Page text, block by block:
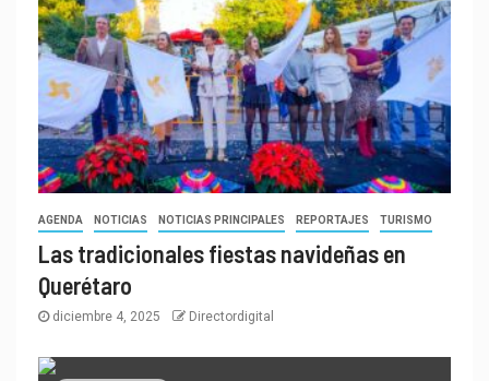
AGENDA NOTICIAS NOTICIAS PRINCIPALES REPORTAJES TURISMO
Las tradicionales fiestas navideñas en
Querétaro
diciembre 4, 2025 Directordigital